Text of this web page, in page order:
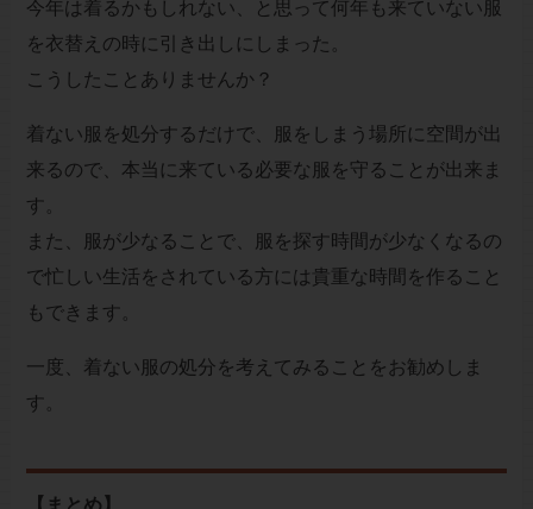
今年は着るかもしれない、と思って何年も来ていない服
を衣替えの時に引き出しにしまった。
こうしたことありませんか？
着ない服を処分するだけで、服をしまう場所に空間が出
来るので、本当に来ている必要な服を守ることが出来ま
す。
また、服が少なることで、服を探す時間が少なくなるの
で忙しい生活をされている方には貴重な時間を作ること
もできます。
一度、着ない服の処分を考えてみることをお勧めしま
す。